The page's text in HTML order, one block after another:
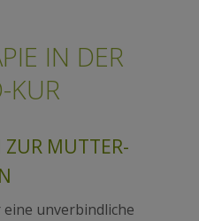
IN DER
KUR
ZUR MUTTER-
unverbindliche